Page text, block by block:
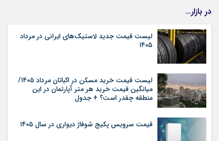
در بازار…
لیست قیمت جدید لاستیک‌های ایرانی در مرداد
۱۴۰۵
لیست قیمت خرید مسکن در اکباتان مرداد ۱۴۰۵/
میانگین قیمت خرید هر متر آپارتمان در این
منطقه چقدر است؟ + جدول
قیمت سرویس پکیج شوفاژ دیواری در سال ۱۴۰۵